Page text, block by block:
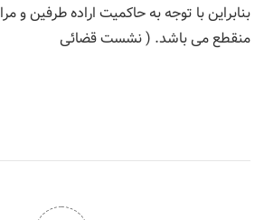
بنابراین با توجه به حاکمیت اراده طرفین و
منقطع می باشد. ( نشست قضائی